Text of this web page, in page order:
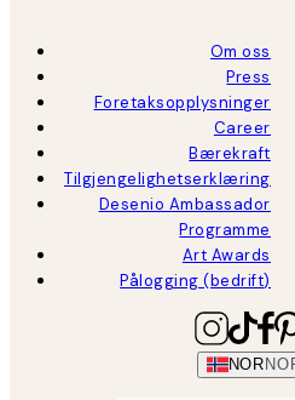
Om oss
Press
Foretaksopplysninger
Career
Bærekraft
Tilgjengelighetserklæring
Desenio Ambassador
Programme
Art Awards
Pålogging (bedrift)
NOR